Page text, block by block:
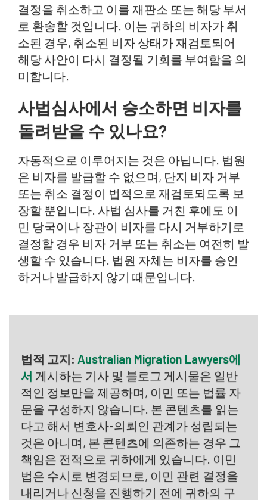
결정을 취소하고 이를 재판소 또는 해당 부서
로 환송할 것입니다. 이는 귀하의 비자가 취
소된 경우, 취소된 비자 상태가 재검토되어
해당 사안이 다시 결정될 기회를 부여함을 의
미합니다.
사법심사에서 승소하면 비자를
돌려받을 수 있나요?
자동적으로 이루어지는 것은 아닙니다. 법원
은 비자를 발급할 수 없으며, 단지 비자 거부
또는 취소 결정이 법적으로 재검토되도록 보
장할 뿐입니다. 사법 심사를 거친 후에도 이
민 당국이나 장관이 비자를 다시 거부하기로
결정할 경우 비자 거부 또는 취소는 여전히 발
생할 수 있습니다. 법원 자체는 비자를 승인
하거나 발급하지 않기 때문입니다.
법적 고지: Australian Migration Lawyers에
서 게시하는 기사 및 블로그 게시물은 일반
적인 정보만을 제공하며, 이민 또는 법률 자
문을 구성하지 않습니다. 본 콘텐츠를 읽는
다고 해서 변호사-의뢰인 관계가 성립되는
것은 아니며, 본 콘텐츠에 의존하는 경우 그
책임은 전적으로 귀하에게 있습니다. 이민
법은 수시로 변경되므로, 이민 관련 결정을
내리거나 신청을 진행하기 전에 귀하의 구